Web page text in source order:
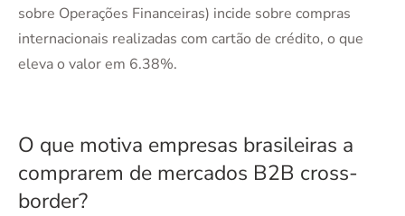
sobre Operações Financeiras) incide sobre compras
internacionais realizadas com cartão de crédito, o que
eleva o valor em 6.38%.
O que motiva empresas brasileiras a
comprarem de mercados B2B cross-
border?